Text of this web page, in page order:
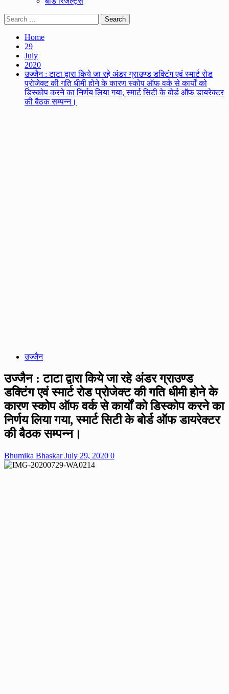
Search
for:
Home
29
July
2020
उज्जैन : टाटा द्वारा किये जा रहे अंडर ग्राउण्ड डक्टिंग एवं स्मार्ट रोड
प्रोजेक्ट की गति धीमी होने के कारण स्कोप ऑफ वर्क से कार्यों को
डिस्कोप करने का निर्णय लिया गया, स्मार्ट सिटी के बोर्ड ऑफ डायरेक्टर
की बैठक सम्पन्न।
उज्जैन
उज्जैन : टाटा द्वारा किये जा रहे अंडर ग्राउण्ड
डक्टिंग एवं स्मार्ट रोड प्रोजेक्ट की गति धीमी होने के
कारण स्कोप ऑफ वर्क से कार्यों को डिस्कोप करने का
निर्णय लिया गया, स्मार्ट सिटी के बोर्ड ऑफ डायरेक्टर
की बैठक सम्पन्न।
Bhumika BhaskarJuly 29, 2020 0